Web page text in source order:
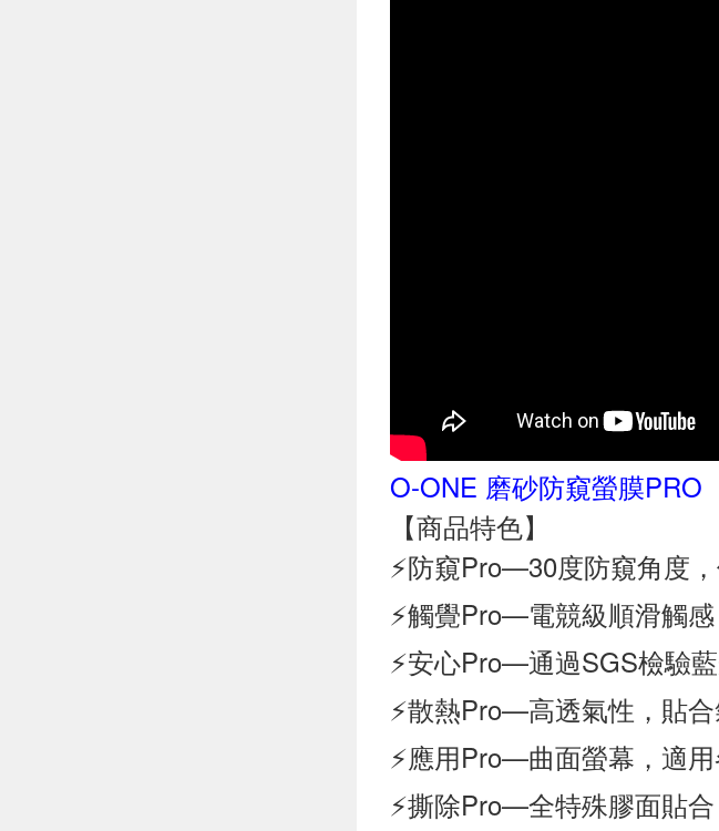
O-ONE 磨砂防窺螢膜PRO
【商品特色】
⚡防窺Pro—30度防窺角度
⚡觸覺Pro—電競級順滑觸
⚡安心Pro—通過SGS檢驗
⚡散熱Pro—高透氣性，貼
⚡應用Pro—曲面螢幕，適
⚡撕除Pro—全特殊膠面貼